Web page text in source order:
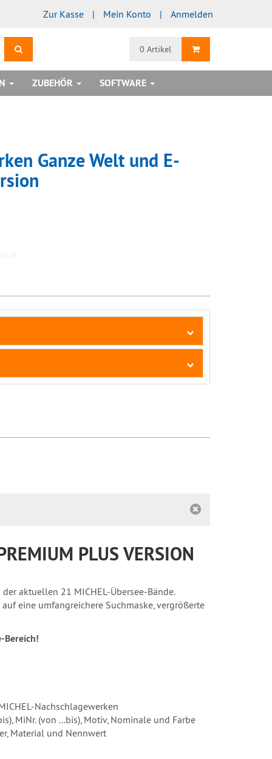
Zur Kasse Mein Konto Anmelden
0 Artikel Warenkorb
ZUBEHÖR SOFTWARE
Ganze Welt und E-
PLUS VERSION
aktuellen 21 MICHEL-Übersee-Bände.
eine umfangreichere Suchmaske, vergrößerte
Bereich!
Nachschlagewerken
MiNr. (von ...bis), Motiv, Nominale und Farbe
Material und Nennwert